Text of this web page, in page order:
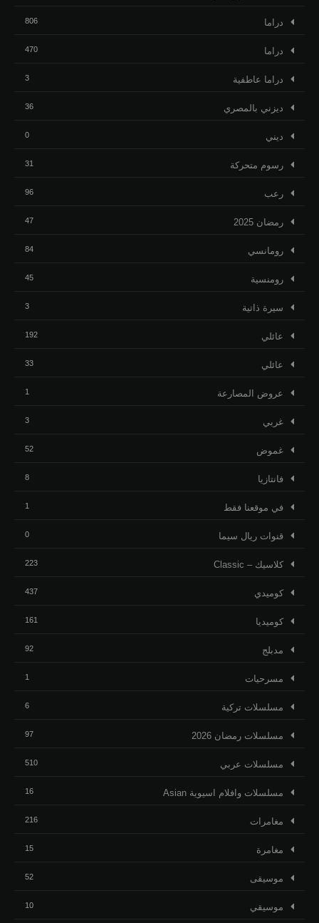
دراما 806
دراما 470
دراما عاطفية 3
ديزني بالمصري 36
ديني 0
رسوم متحركة 31
رعب 96
رمضان 2025 47
رومانسي 84
رومنسية 45
ﺳﻴﺮﺓ ﺫاﺗﻴﺔ 3
عائلي 192
عائلي 33
عروض المصارعة 1
غربي 3
غموض 52
فانتازيا 8
في موقعنا فقط 1
قنوات ريال سيما 0
كلاسيك – Classic 223
كوميدي 437
كوميديا 161
مدبلج 92
مسرحيات 1
مسلسلات تركية 6
مسلسلات رمضان 2026 97
مسلسلات عربي 510
مسلسلات وافلام اسيوية Asian 16
مغامرات 216
مغامرة 15
موسيقى 52
موسيقي 10